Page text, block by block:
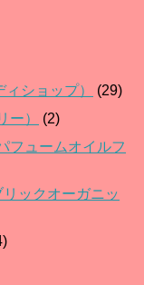
ショップ）
(29)
ー）
(2)
フュームオイルフ
ックオーガニッ